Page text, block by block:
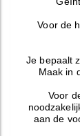
Voor de
Je bepaalt
Maak in
Voor
aan de